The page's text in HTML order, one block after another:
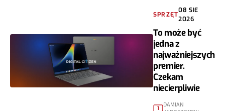
SPRZĘT
08 SIE
2026
To może być
jedna z
najważniejszych
premier.
Czekam
niecierpliwie
1
DAMIAN